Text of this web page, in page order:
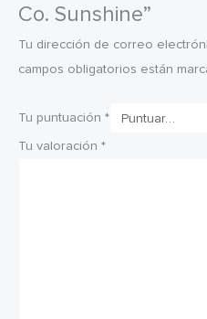
Co. Sunshine”
Tu dirección de correo
campos obligatorios están
Tu puntuación *
Tu valoración *